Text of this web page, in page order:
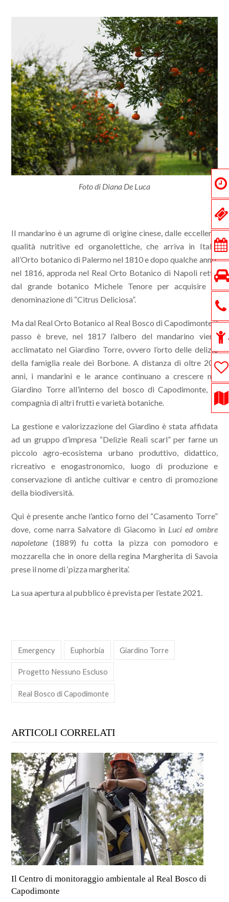
Foto di Diana De Luca
Il mandarino è un agrume di origine cinese, dalle eccellenti
qualità nutritive ed organolettiche, che arriva in Italia
all’Orto botanico di Palermo nel 1810 e dopo qualche anno,
nel 1816, approda nel Real Orto Botanico di Napoli retto
dal grande botanico Michele Tenore per acquisire la
denominazione di “Citrus Deliciosa”.
Ma dal Real Orto Botanico al Real Bosco di Capodimonte il
passo è breve, nel 1817 l’albero del mandarino viene
acclimatato nel Giardino Torre, ovvero l’orto delle delizie
della famiglia reale dei Borbone. A distanza di oltre 200
anni, i mandarini e le arance continuano a crescere nel
Giardino Torre all’interno del bosco di Capodimonte, in
compagnia di altri frutti e varietà botaniche.
La gestione e valorizzazione del Giardino è stata affidata
ad un gruppo d’impresa “Delizie Reali scarl” per farne un
piccolo agro-ecosistema urbano produttivo, didattico,
ricreativo e enogastronomico, luogo di produzione e
conservazione di antiche cultivar e centro di promozione
della biodiversità.
Qui è presente anche l’antico forno del “Casamento Torre”
dove, come narra Salvatore di Giacomo in Luci ed ombre
napoletane (1889) fu cotta la pizza con pomodoro e
mozzarella che in onore della regina Margherita di Savoia
prese il nome di ‘pizza margherita’.
La sua apertura al pubblico è prevista per l’estate 2021.
Emergency Euphorbia Giardino Torre
Progetto Nessuno Escluso
Real Bosco di Capodimonte
ARTICOLI CORRELATI
Il Centro di monitoraggio ambientale al Real Bosco di
Capodimonte